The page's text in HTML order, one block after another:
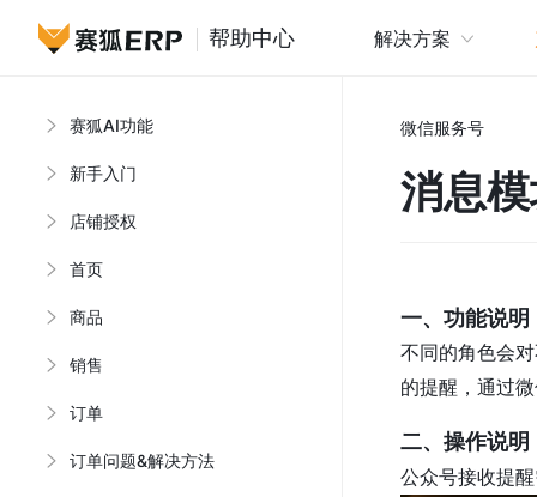
帮助中心 解决方案
微信服务号
消息
一、功能说明
不同的角色会
的提醒，通过
二、操作说明
公众号接收提
赛狐AI功能
新手入门
店铺授权
首页
商品
销售
订单
订单问题&解决方法